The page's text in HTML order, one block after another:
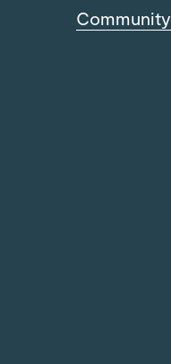
Community